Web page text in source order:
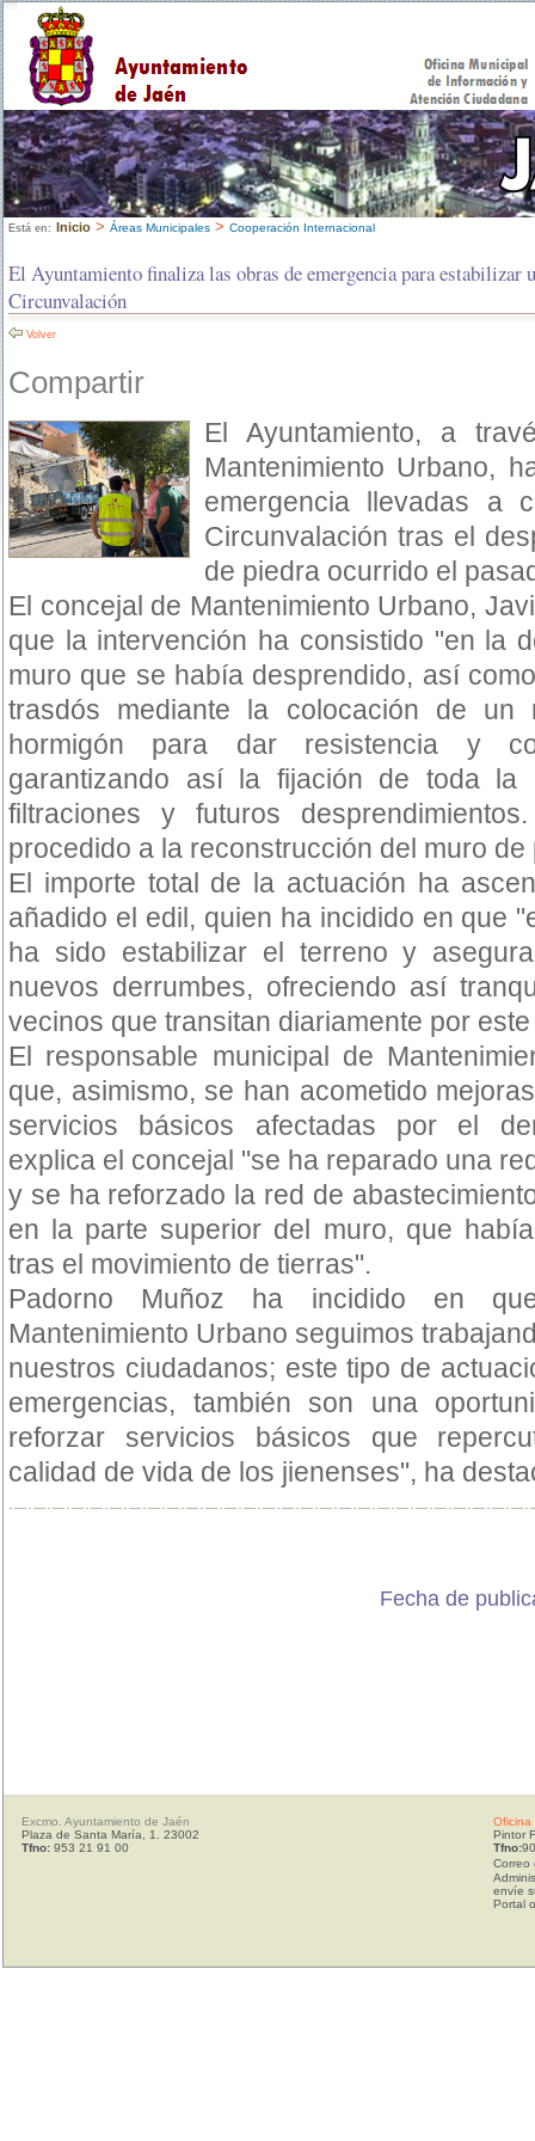
Está en: Inicio > Áreas Municipales > Cooperación Internacional
El Ayuntamiento finaliza las obras de emergencia para estabilizar
Circunvalación
Volver
Compartir
El Ayuntamiento, a
Mantenimiento Urbano,
emergencia llevadas a
Circunvalación tras el
de piedra ocurrido el
El concejal de Mantenimiento Urbano,
que la intervención ha consistido "en la
muro que se había desprendido, así
trasdós mediante la colocación de un
hormigón para dar resistencia y
garantizando así la fijación de toda la
filtraciones y futuros
procedido a la reconstrucción del muro de
El importe total de la actuación ha
añadido el edil, quien ha incidido en que
ha sido estabilizar el terreno y
nuevos derrumbes, ofreciendo así
vecinos que transitan diariamente por
El responsable municipal de
que, asimismo, se han acometido
servicios básicos afectadas por el
explica el concejal "se ha reparado una
y se ha reforzado la red de
en la parte superior del muro, que
tras el movimiento de tierras".
Padorno Muñoz ha incidido en
Mantenimiento Urbano seguimos
nuestros ciudadanos; este tipo de
emergencias, también son una
reforzar servicios básicos que
calidad de vida de los jienenses", ha
Fecha de
Excmo. Ayuntamiento de Jaén
Plaza de Santa María, 1. 23002
Tfno: 953 21 91 00
Oficina
Pintor
Tfno:
Correo
envíe
Portal